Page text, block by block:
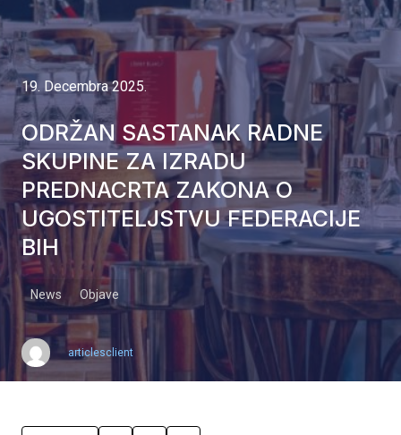
19. Decembra 2025.
ODRŽAN SASTANAK RADNE
SKUPINE ZA IZRADU
PREDNACRTA ZAKONA O
UGOSTITELJSTVU FEDERACIJE
BIH
News Objave
articlesclient